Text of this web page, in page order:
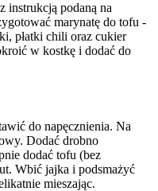
instrukcją podaną na
marynatę do tofu -
płatki chili oraz cukier
w kostkę i dodać do
do napęcznienia. Na
Dodać drobno
dodać tofu (bez
Wbić jajka i podsmażyć
mieszając.